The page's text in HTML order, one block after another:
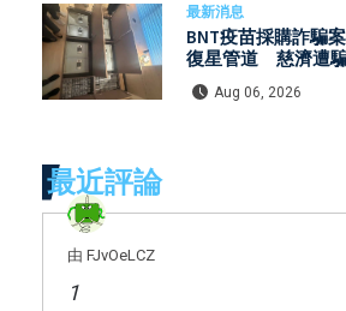
最新消息
BNT疫苗採購詐騙
復星管道 慈濟遭
Aug 06, 2026
最近評論
由 FJvOeLCZ
1